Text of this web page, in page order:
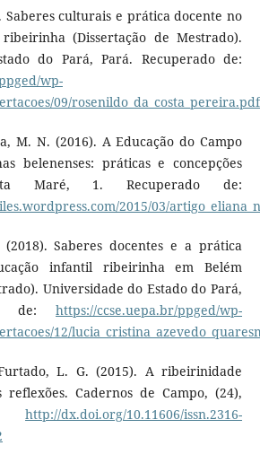
Saberes culturais e prática docente no
(Dissertação de Mestrado).
do Pará, Pará. Recuperado de:
wp-
09/rosenildo_da_costa_pereira.pdf
M. N. (2016). A Educação do Campo
belenenses: práticas e concepções
Maré, 1. Recuperado de:
2015/03/
Saberes docentes e a prática
infantil ribeirinha em Belém
Universidade do Estado do Pará,
de:https://ccse.uepa.br/ppged/wp-
12/
L. G. (2015). A ribeirinidade
reflexões. Cadernos de Campo, (24),
http://dx.doi.org/10.11606/issn.2316-